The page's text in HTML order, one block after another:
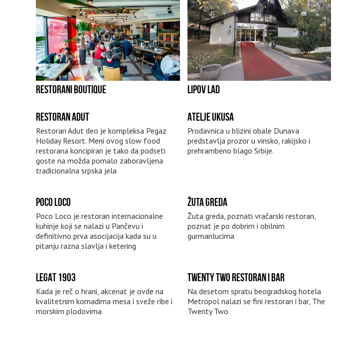
RESTORANI BOUTIQUE LIPOV LAD
RESTORAN ADUT
Restoran Adut deo je kompleksa Pegaz
Holiday Resort. Meni ovog slow food
restorana koncipiran je tako da podseti
goste na možda pomalo zaboravljena
tradicionalna srpska jela
ATELJE UKUSA
Prodavnica u blizini obale Dunava
predstavlja prozor u vinsko, rakijsko i
prehrambeno blago Srbije.
POCO LOCO
Poco Loco je restoran internacionalne
kuhinje koji se nalazi u Pančevu i
definitivno prva asocijacija kada su u
pitanju razna slavlja i ketering
ŽUTA GREDA
Žuta greda, poznati vračarski restoran,
poznat je po dobrim i obilnim
gurmanlucima
LEGAT 1903
Kada je reč o hrani, akcenat je ovde na
kvalitetnim komadima mesa i sveže ribe i
morskim plodovima
TWENTY TWO RESTORAN I BAR
Na desetom spratu beogradskog hotela
Metropol nalazi se fini restoran i bar, The
Twenty Two